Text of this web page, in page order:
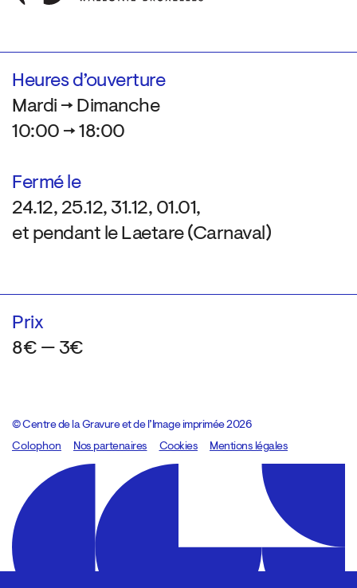
Heures d’ouverture
Mardi → Dimanche
10:00 → 18:00
Fermé le
24.12, 25.12, 31.12, 01.01,
et pendant le Laetare (Carnaval)
Prix
8€ — 3€
© Centre de la Gravure et de l’Image imprimée 2026
Colophon
Design:Marcel Kaczmarek, code:8080.studio
Nos partenaires Cookies Mentions légales